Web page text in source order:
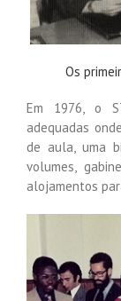
Os
Em 1976, o
adequadas
de aula, uma
volumes,
alojamentos